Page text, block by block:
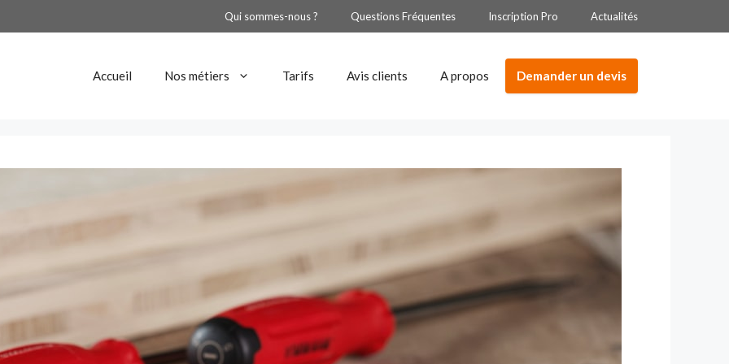
Qui sommes-nous ? Questions Fréquentes Inscription Pro Actualités
Accueil Nos métiers Tarifs Avis clients A propos Demander un devis